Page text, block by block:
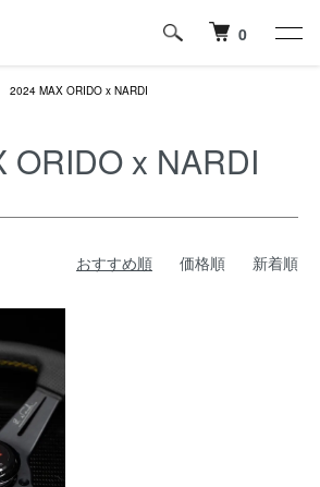
0
2024 MAX ORIDO x NARDI
ORIDO x NARDI
おすすめ順 価格順 新着順